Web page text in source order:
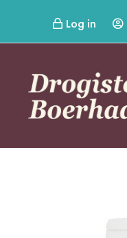
Log in